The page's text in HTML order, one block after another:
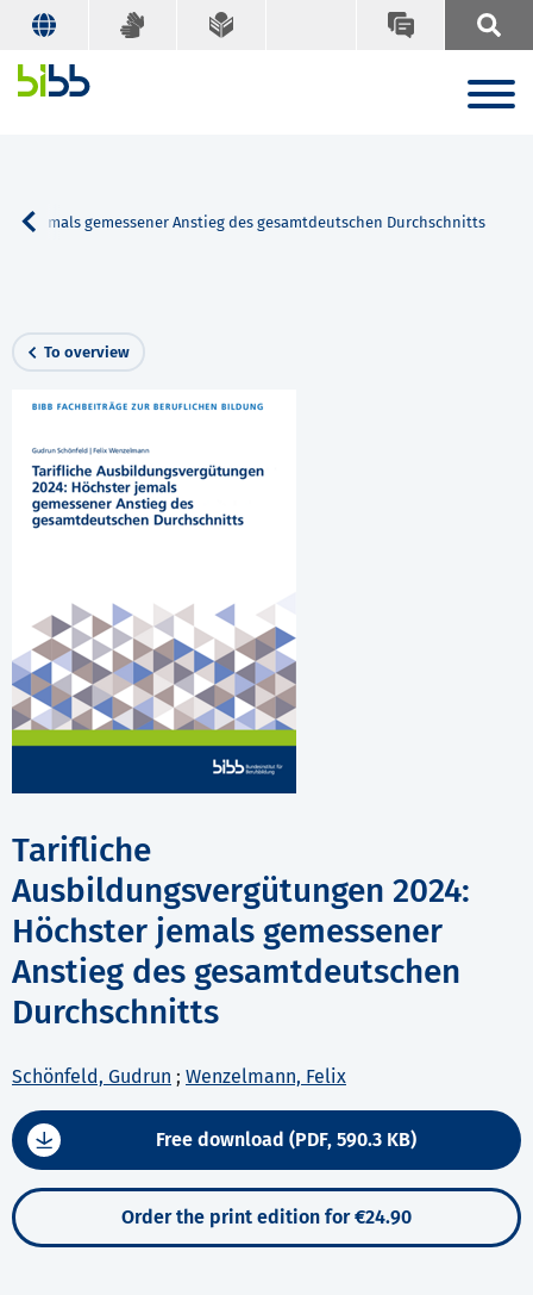
jemals gemessener Anstieg des gesamtdeutschen Durchschnitts
To overview
Tarifliche
Ausbildungsvergütungen 2024:
Höchster jemals gemessener
Anstieg des gesamtdeutschen
Durchschnitts
Schönfeld, Gudrun ; Wenzelmann, Felix
Free download (PDF, 590.3 KB)
Order the print edition for €24.90